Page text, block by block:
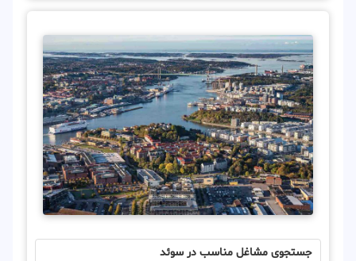
جستجوی مشاغل مناسب در سوئد